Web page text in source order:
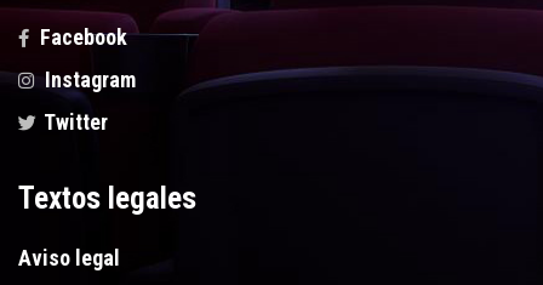
Facebook
Instagram
Twitter
Textos legales
Aviso legal